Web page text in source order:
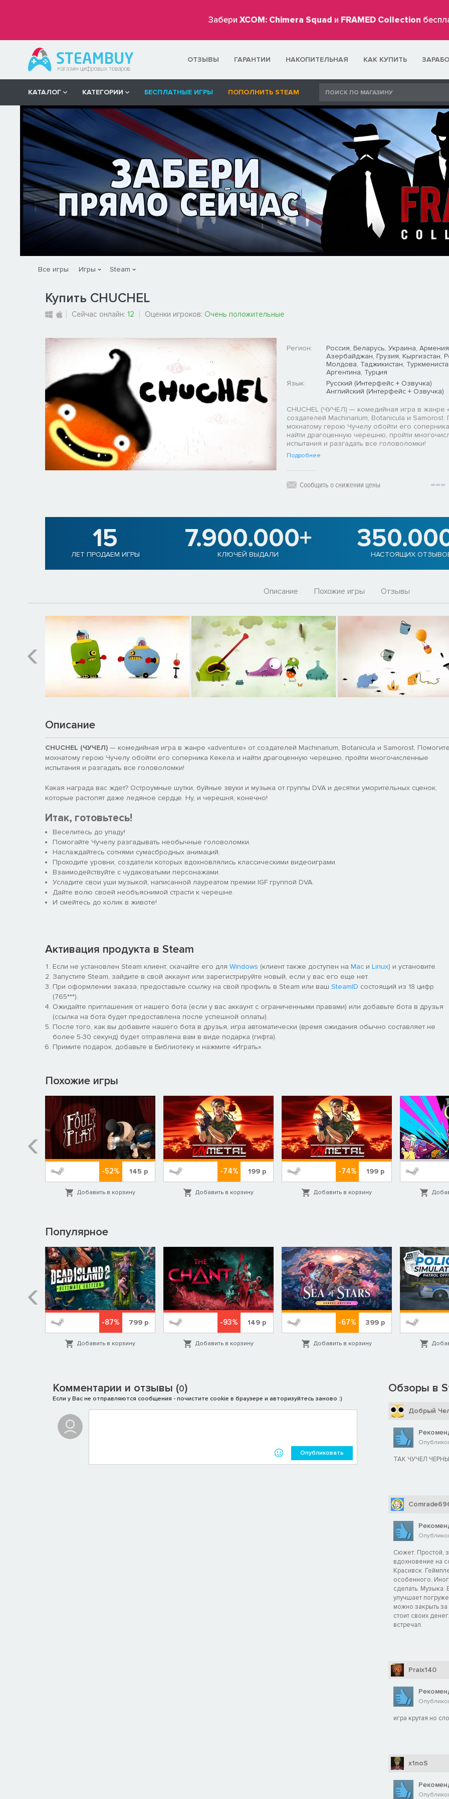
Забери XCOM: Chimera Squad и FRAMED Collection
ОТЗЫВЫ ГАРАНТИИ НАКОПИТЕЛЬНАЯ КАК КУПИТЬ
КАТАЛОГ КАТЕГОРИИ БЕСПЛАТНЫЕ ИГРЫ ПОПОЛНИТЬ STEAM
Все игры Игры Steam
Купить CHUCHEL
Сейчас онлайн: 12 Оценки игроков: Очень положительные
Регион:
Россия, Беларусь, Украина,
Азербайджан, Грузия, Кыргизстан,
Молдова, Таджикистан,
Аргентина, Турция
Язык:
Русский (Интерфейс + Озвучка)
Английский (Интерфейс + Озвучка)
CHUCHEL (ЧУЧЕЛ) — комедийная игра в жанре
создателей Machinarium, Botanicula и Samorost.
мохнатому герою Чучелу обойти его
найти драгоценную черешню, пройти
испытания и разгадать все головоломки!
Подробнее
Сообщить о снижении цены
15
ЛЕТ ПРОДАЕМ ИГРЫ
7.900.000+
КЛЮЧЕЙ ВЫДАЛИ НАСТОЯЩИХ
Описание Похожие игры Отзывы
Описание
CHUCHEL (ЧУЧЕЛ) — комедийная игра в жанре «adventure» от создателей Machinarium, Botanicula и Samorost. Помогите
мохнатому герою Чучелу обойти его соперника Кекела и найти драгоценную черешню, пройти многочисленные
испытания и разгадать все головоломки!
Какая награда вас ждет? Остроумные шутки, буйные звуки и музыка от группы DVA и десятки уморительных сценок,
которые растопят даже ледяное сердце. Ну, и черешня, конечно!
Итак, готовьтесь!
Веселитесь до упаду!
Помогайте Чучелу разгадывать необычные головоломки.
Наслаждайтесь сотнями сумасбродных анимаций.
Проходите уровни, создатели которых вдохновлялись классическими видеоиграми.
Взаимодействуйте с чудаковатыми персонажами.
Усладите свои уши музыкой, написанной лауреатом премии IGF группой DVA.
Дайте волю своей необъяснимой страсти к черешне.
И смейтесь до колик в животе!
Активация продукта в Steam
Если не установлен Steam клиент, скачайте его для Windows (клиент также доступен на Mac и Linux) и установите.
Запустите Steam, зайдите в свой аккаунт или зарегистрируйте новый, если у вас его еще нет.
При оформлении заказа, предоставьте ссылку на свой профиль в Steam или ваш SteamID состоящий из 18 цифр
(765***).
Ожидайте приглашения от нашего бота (если у вас аккаунт с ограниченными правами) или добавьте бота в друзья
(ссылка на бота будет предоставлена после успешной оплаты).
После того, как вы добавите нашего бота в друзья, игра автоматически (время ожидания обычно составляет не
более 5-30 секунд) будет отправлена вам в виде подарка (гифта).
Примите подарок, добавьте в Библиотеку и нажмите «Играть».
Похожие игры
-52% 145 р
Добавить в корзину
-74% 199р
Добавить в корзину
-74% 199р
Добавить в корзину
Популярное
-87% 799 р
Добавить в корзину
-93% 149 р
Добавить в корзину
-67% 399 р
Добавить в корзину
Комментарии и отзывы (0)
Если у Вас не отправляются сообщения - почистите cookie в браузере и авторизуйтесь заново :)
Опубликовать
Обзоры в
Добрый
ТАК ЧУЧЕЛ
Сюжет: Простой,
вдохновение на
Красивск.
особенного.
сделать.
улучшает
можно закрыть
стоит своих
встречал.
Praix140
игра крутая но
x1noS